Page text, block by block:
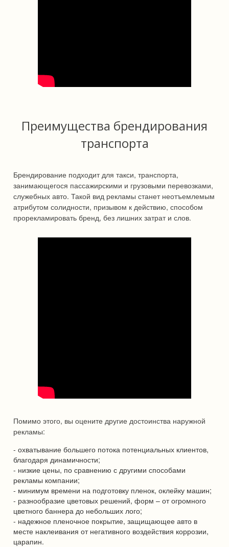
Преимущества брендирования
транспорта
Брендирование подходит для такси, транспорта,
занимающегося пассажирскими и грузовыми перевозками,
служебных авто. Такой вид рекламы станет неотъемлемым
атрибутом солидности, призывом к действию, способом
прорекламировать бренд, без лишних затрат и слов.
Помимо этого, вы оцените другие достоинства наружной
рекламы:
- охватывание большего потока потенциальных клиентов,
благодаря динамичности;
- низкие цены, по сравнению с другими способами
рекламы компании;
- минимум времени на подготовку пленок, оклейку машин;
- разнообразие цветовых решений, форм – от огромного
цветного баннера до небольших лого;
- надежное пленочное покрытие, защищающее авто в
месте наклеивания от негативного воздействия коррозии,
царапин.